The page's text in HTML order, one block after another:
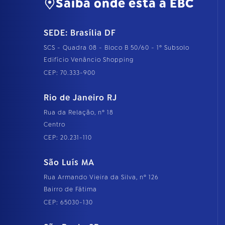
Saiba onde está a EBC
SEDE: Brasília DF
SCS - Quadra 08 - Bloco B 50/60 - 1º Subsolo
Edifício Venâncio Shopping
CEP: 70.333-900
Rio de Janeiro RJ
Rua da Relação, nº 18
Centro
CEP: 20.231-110
São Luís MA
Rua Armando Vieira da Silva, nº 126
Bairro de Fátima
CEP: 65030-130